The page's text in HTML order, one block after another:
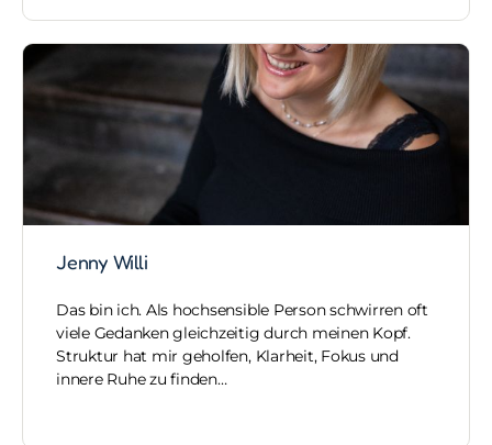
Jenny Willi
Das bin ich. Als hochsensible Person schwirren oft
viele Gedanken gleichzeitig durch meinen Kopf.
Struktur hat mir geholfen, Klarheit, Fokus und
innere Ruhe zu finden…